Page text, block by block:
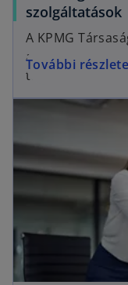
szolgáltatások
A KPMG
adóvizsgálati
területeit
További